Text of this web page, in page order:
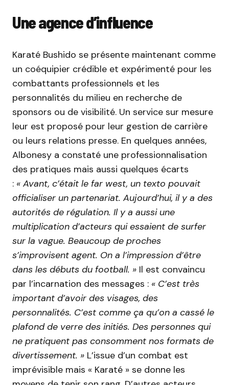
Une agence d’influence
Karaté Bushido se présente maintenant comme
un coéquipier crédible et expérimenté pour les
combattants professionnels et les
personnalités du milieu en recherche de
sponsors ou de visibilité. Un service sur mesure
leur est proposé pour leur gestion de carrière
ou leurs relations presse. En quelques années,
Albonesy a constaté une professionnalisation
des pratiques mais aussi quelques écarts
: « Avant, c’était le far west, un texto pouvait
officialiser un partenariat. Aujourd’hui, il y a des
autorités de régulation. Il y a aussi une
multiplication d’acteurs qui essaient de surfer
sur la vague. Beaucoup de proches
s’improvisent agent. On a l’impression d’être
dans les débuts du football. » Il est convaincu
par l’incarnation des messages : « C’est très
important d’avoir des visages, des
personnalités. C’est comme ça qu’on a cassé le
plafond de verre des initiés. Des personnes qui
ne pratiquent pas consomment nos formats de
divertissement. » L’issue d’un combat est
imprévisible mais « Karaté » se donne les